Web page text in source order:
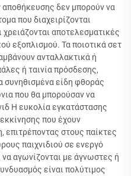
δεν μπορούν να
που διαχειρίζονται
αποτελεσματικές
εξοπλισμού. Τα ποιοτικά σετ
ανταλλακτικά ή
ή ταινία πρόσδεσης,
συνηθισμένα είδη φθοράς
που θα μπορούσαν να
Η ευκολία εγκατάστασης
που έχουν
επιτρέποντας στους παίκτες
παιχνιδιού σε ενεργό
να αγωνίζονται με άγνωστες ή
είναι πολύτιμος